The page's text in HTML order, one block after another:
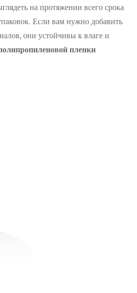
на протяжении всего срока
Если вам нужно добавить
они устойчивы к влаге и
пленки